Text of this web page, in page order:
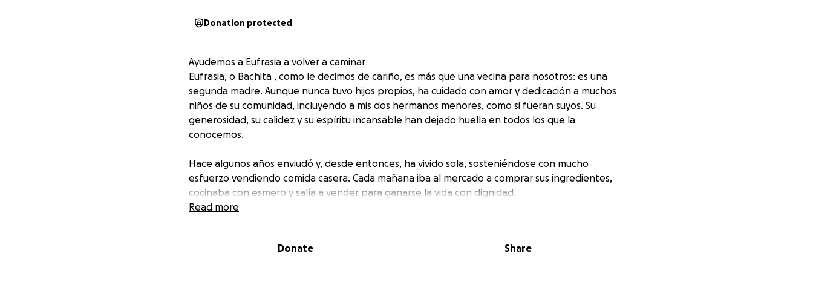
Donation protected
Ayudemos a Eufrasia a volver a caminar
Eufrasia, o Bachita , como le decimos de cariño, es más que una vecina para nosotros: es una
segunda madre. Aunque nunca tuvo hijos propios, ha cuidado con amor y dedicación a muchos
niños de su comunidad, incluyendo a mis dos hermanos menores, como si fueran suyos. Su
generosidad, su calidez y su espíritu incansable han dejado huella en todos los que la
conocemos.
Hace algunos años enviudó y, desde entonces, ha vivido sola, sosteniéndose con mucho
esfuerzo vendiendo comida casera. Cada mañana iba al mercado a comprar sus ingredientes,
cocinaba con esmero y salía a vender para ganarse la vida con dignidad.
cirugía de reemplazo de rodilla, pero el costo de la operación y la prótesis está
Read more
Donate Share